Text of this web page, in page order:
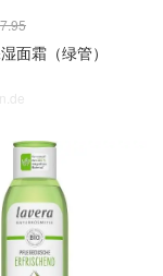
面霜（绿管）